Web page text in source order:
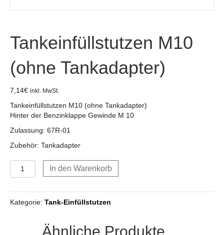
Tankeinfüllstutzen M10
(ohne Tankadapter)
7,14€ inkl. MwSt.
Tankeinfüllstutzen M10 (ohne Tankadapter)
Hinter der Benzinklappe Gewinde M 10
Zulassung: 67R-01
Zubehör: Tankadapter
Tankeinfüllstutzen
M10
Tankadapter)
Menge
In den Warenkorb
Kategorie: Tank-Einfüllstutzen
Ähnliche Produkte